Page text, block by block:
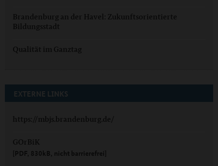
Brandenburg an der Havel: Zukunftsorientierte
Bildungsstadt
Qualität im Ganztag
EXTERNE LINKS
https://mbjs.brandenburg.de/
GOrBiK
[PDF, 830kB, nicht barrierefrei]